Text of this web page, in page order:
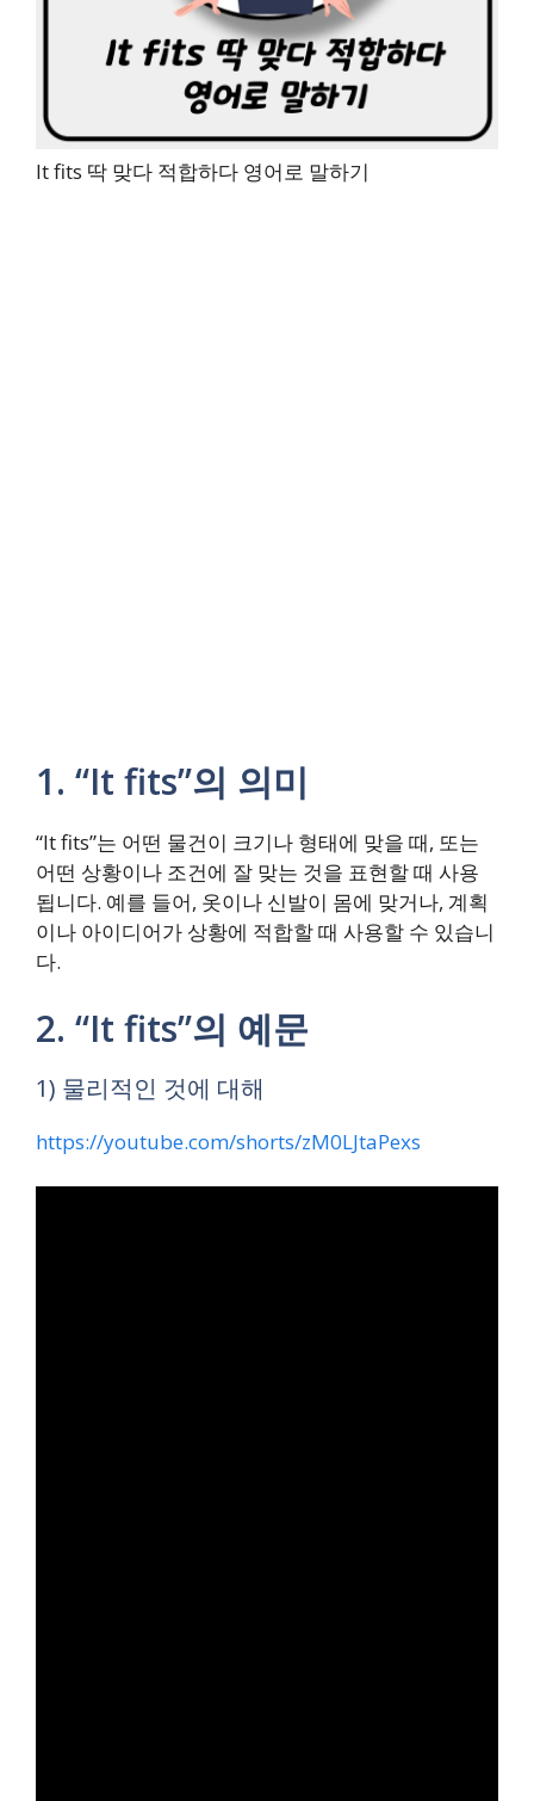
It fits 딱 맞다 적합하다 영어로 말하기
1. “It fits”의 의미
“It fits”는 어떤 물건이 크기나 형태에 맞을 때, 또는
어떤 상황이나 조건에 잘 맞는 것을 표현할 때 사용
됩니다. 예를 들어, 옷이나 신발이 몸에 맞거나, 계획
이나 아이디어가 상황에 적합할 때 사용할 수 있습니
다.
2. “It fits”의 예문
1) 물리적인 것에 대해
https://youtube.com/shorts/zM0LJtaPexs